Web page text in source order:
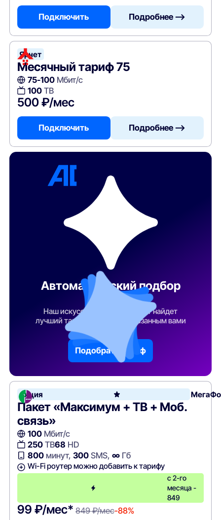
Подключить Подробнее —>
Ярнет
Месячный тариф 75
75-100Мбит/с
100ТВ
500 ₽/мес
Подключить Подробнее —>
Автоматический подбор
тарифа
Наш искусственный интеллект найдет
лучший тарифный план по указанным вами
Подобрать тариф
Акция
Пакет «Максимум + ТВ + Моб.
связь»
100Мбит/с
250ТВ68 HD
800минут, 300SMS, ∞Гб
Wi-Fi роутер можно добавить к тарифу
с 2-го
месяца -
849
99 ₽/мес* 849 ₽/мес-88%